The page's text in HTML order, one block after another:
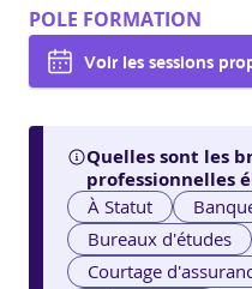
POLE FORMATION
Voir les sessions
Quelles sont les
professionnelles
À Statut
Bureaux d'études
Courtage